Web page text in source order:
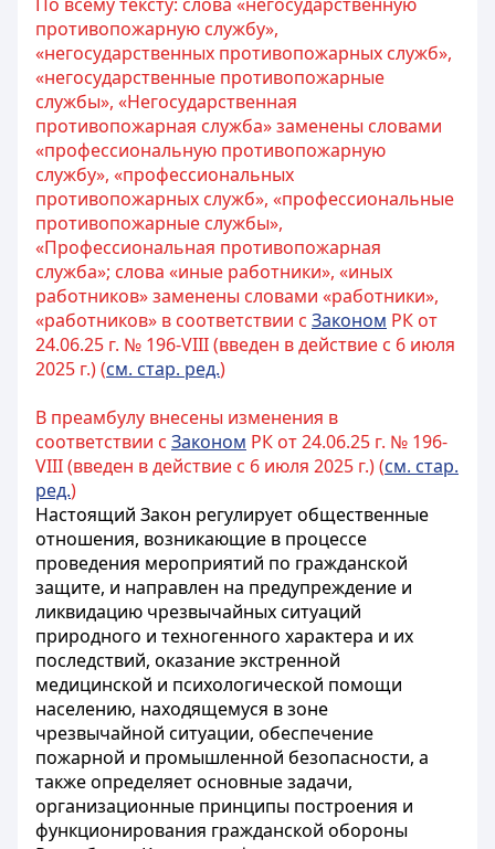
противопожарную службу»,
«негосударственных противопожарных служб»,
«негосударственные противопожарные
службы», «Негосударственная
противопожарная служба» заменены словами
«профессиональную противопожарную
службу», «профессиональных
противопожарных служб», «профессиональные
противопожарные службы»,
«Профессиональная противопожарная
служба»; слова «иные работники», «иных
работников» заменены словами «работники»,
«работников» в соответствии с Законом РК от
24.06.25 г. № 196-VIII (введен в действие с 6 июля
2025 г.) (см. стар. ред.)
В преамбулу внесены изменения в
соответствии с Законом РК от 24.06.25 г. № 196-
VIII (введен в действие с 6 июля 2025 г.) (см. стар.
ред.)
Настоящий Закон регулирует общественные
отношения, возникающие в процессе
проведения мероприятий по гражданской
защите, и направлен на предупреждение и
ликвидацию чрезвычайных ситуаций
природного и техногенного характера и их
последствий, оказание экстренной
медицинской и психологической помощи
населению, находящемуся в зоне
чрезвычайной ситуации, обеспечение
пожарной и промышленной безопасности, а
также определяет основные задачи,
организационные принципы построения и
функционирования гражданской обороны